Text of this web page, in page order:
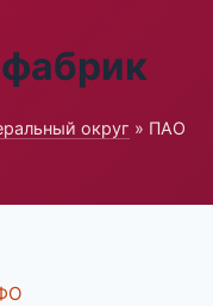
фабрик
округ » ПАО